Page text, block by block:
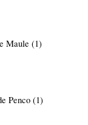
Maule (1)
Penco (1)